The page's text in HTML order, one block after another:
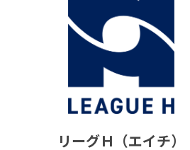
リーグＨ（エイチ）